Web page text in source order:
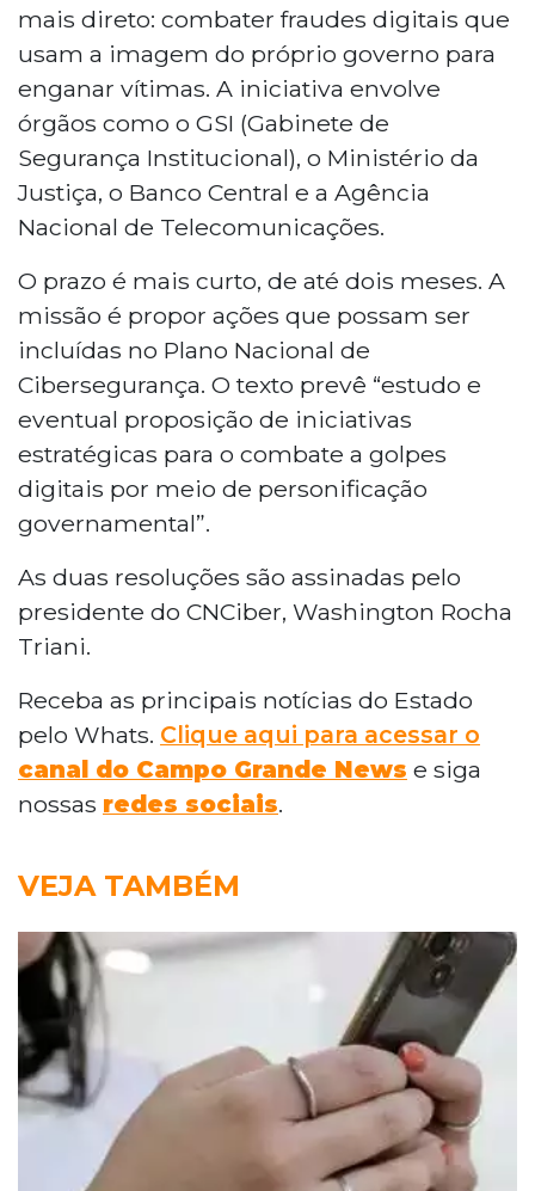
mais direto: combater fraudes digitais que
usam a imagem do próprio governo para
enganar vítimas. A iniciativa envolve
órgãos como o GSI (Gabinete de
Segurança Institucional), o Ministério da
Justiça, o Banco Central e a Agência
Nacional de Telecomunicações.
O prazo é mais curto, de até dois meses. A
missão é propor ações que possam ser
incluídas no Plano Nacional de
Cibersegurança. O texto prevê “estudo e
eventual proposição de iniciativas
estratégicas para o combate a golpes
digitais por meio de personificação
governamental”.
As duas resoluções são assinadas pelo
presidente do CNCiber, Washington Rocha
Triani.
Receba as principais notícias do Estado
pelo Whats. Clique aqui para acessar o
canal do Campo Grande News e siga
nossas redes sociais.
VEJA TAMBÉM